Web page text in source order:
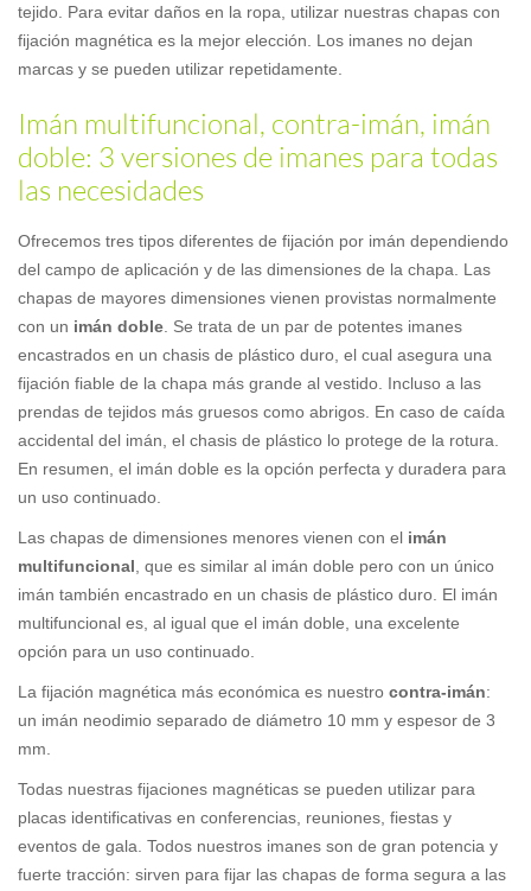
tejido. Para evitar daños en la ropa, utilizar nuestras chapas con
fijación magnética es la mejor elección. Los imanes no dejan
marcas y se pueden utilizar repetidamente.
Imán multifuncional, contra-imán, imán
doble: 3 versiones de imanes para todas
las necesidades
Ofrecemos tres tipos diferentes de fijación por imán dependiendo
del campo de aplicación y de las dimensiones de la chapa. Las
chapas de mayores dimensiones vienen provistas normalmente
con un imán doble . Se trata de un par de potentes imanes
encastrados en un chasis de plástico duro, el cual asegura una
fijación fiable de la chapa más grande al vestido. Incluso a las
prendas de tejidos más gruesos como abrigos. En caso de caída
accidental del imán, el chasis de plástico lo protege de la rotura.
En resumen, el imán doble es la opción perfecta y duradera para
un uso continuado.
Las chapas de dimensiones menores vienen con el imán
multifuncional , que es similar al imán doble pero con un único
imán también encastrado en un chasis de plástico duro. El imán
multifuncional es, al igual que el imán doble, una excelente
opción para un uso continuado.
La fijación magnética más económica es nuestro contra-imán:
un imán neodimio separado de diámetro 10 mm y espesor de 3
mm.
Todas nuestras fijaciones magnéticas se pueden utilizar para
placas identificativas en conferencias, reuniones, fiestas y
eventos de gala. Todos nuestros imanes son de gran potencia y
fuerte tracción: sirven para fijar las chapas de forma segura a las